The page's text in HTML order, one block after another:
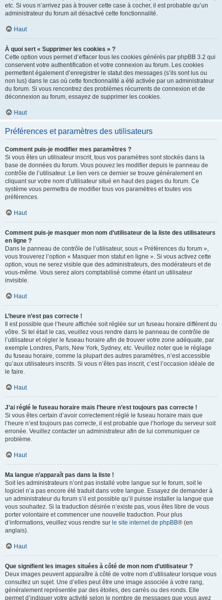
etc. Si vous n’arrivez pas à trouver cette case à cocher, il est probable qu’un
administrateur du forum ait désactivé cette fonctionnalité.
Haut
À quoi sert « Supprimer les cookies » ?
Cette option vous permet d’effacer tous les cookies générés par phpBB 3.2 qui
conservent votre authentification et votre connexion au forum. Les cookies
permettent également d’enregistrer le statut des messages (s’ils sont lus ou
non lus) dans le cas où cette fonctionnalité a été activée par un administrateur
du forum. Si vous rencontrez des problèmes récurrents de connexion et de
déconnexion au forum, essayez de supprimer les cookies.
Haut
Préférences et paramètres des utilisateurs
Comment puis-je modifier mes paramètres ?
Si vous êtes un utilisateur inscrit, tous vos paramètres sont stockés dans la
base de données du forum. Vous pouvez les modifier depuis le panneau de
contrôle de l’utilisateur. Le lien vers ce dernier se trouve généralement en
cliquant sur votre nom d’utilisateur situé en haut des pages du forum. Ce
système vous permettra de modifier tous vos paramètres et toutes vos
préférences.
Haut
Comment puis-je masquer mon nom d’utilisateur de la liste des utilisateurs
en ligne ?
Dans le panneau de contrôle de l’utilisateur, sous « Préférences du forum »,
vous trouverez l’option « Masquer mon statut en ligne ». Si vous activez cette
option, vous ne serez visible que des administrateurs, des modérateurs et de
vous-même. Vous serez alors comptabilisé comme étant un utilisateur
invisible.
Haut
L’heure n’est pas correcte !
Il est possible que l’heure affichée soit réglée sur un fuseau horaire différent du
vôtre. Si tel était le cas, veuillez vous rendre dans le panneau de contrôle de
l’utilisateur et régler le fuseau horaire afin de trouver votre zone adéquate, par
exemple Londres, Paris, New York, Sydney, etc. Veuillez noter que le réglage
du fuseau horaire, comme la plupart des autres paramètres, n’est accessible
qu’aux utilisateurs inscrits. Si vous n’êtes pas inscrit, c’est l’occasion idéale de
le faire.
Haut
J’ai réglé le fuseau horaire mais l’heure n’est toujours pas correcte !
Si vous êtes certain d’avoir correctement réglé le fuseau horaire mais que
l’heure n’est toujours pas correcte, il est probable que l’horloge du serveur soit
erronée. Veuillez contacter un administrateur afin de lui communiquer ce
problème.
Haut
Ma langue n’apparaît pas dans la liste !
Soit les administrateurs n’ont pas installé votre langue sur le forum, soit le
logiciel n’a pas encore été traduit dans votre langue. Essayez de demander à
un administrateur du forum s’il est possible qu’il puisse installer la langue que
vous souhaitez. Si la traduction désirée n’existe pas, vous êtes libre de vous
porter volontaire et commencer une nouvelle traduction. Pour plus
d’informations, veuillez vous rendre sur le site internet de phpBB® (en
anglais).
Haut
Que signifient les images situées à côté de mon nom d’utilisateur ?
Deux images peuvent apparaître à côté de votre nom d’utilisateur lorsque vous
consultez un sujet. Une d’elles peut être une image associée à votre rang,
généralement représentée par des étoiles, des carrés ou des ronds. Elle
permet d’indiquer votre activité selon le nombre de messages que vous avez